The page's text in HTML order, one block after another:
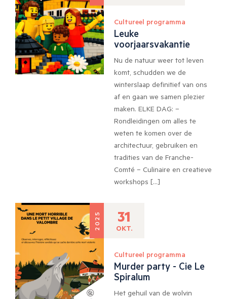
Cultureel programma
Leuke
voorjaarsvakantie
Nu de natuur weer tot leven
komt, schudden we de
winterslaap definitief van ons
af en gaan we samen plezier
maken. ELKE DAG: –
Rondleidingen om alles te
weten te komen over de
architectuur, gebruiken en
tradities van de Franche-
Comté – Culinaire en creatieve
workshops […]
2025 31
OKT.
Cultureel programma
Murder party - Cie Le
Spiralum
Het gehuil van de wolvin